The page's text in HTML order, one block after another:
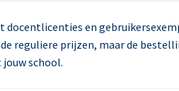
docentlicenties en
reguliere prijzen, maar de
school.